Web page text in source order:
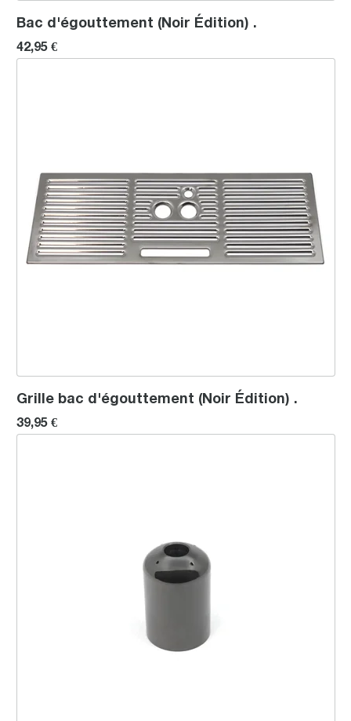
Bac d'égouttement (Noir Édition) .
42,95 €
Grille bac d'égouttement (Noir Édition) .
Grille bac d'égouttement (Noir Édition) .
39,95 €
Buse vapeur 0,73 mm (Noir Édition) .